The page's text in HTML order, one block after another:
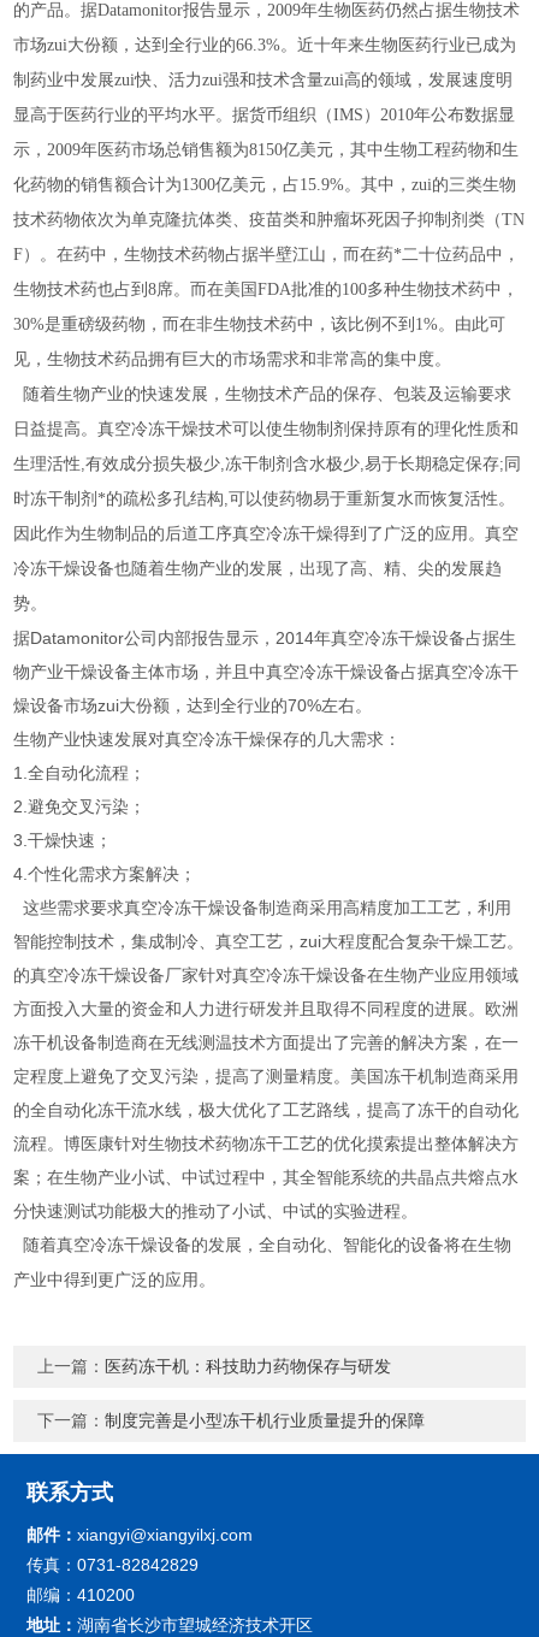
的产品。据Datamonitor报告显示，2009年生物医药仍然占据生物技术
市场zui大份额，达到全行业的66.3%。近十年来生物医药行业已成为
制药业中发展zui快、活力zui强和技术含量zui高的领域，发展速度明
显高于医药行业的平均水平。据货币组织（IMS）2010年公布数据显
示，2009年医药市场总销售额为8150亿美元，其中生物工程药物和生
化药物的销售额合计为1300亿美元，占15.9%。其中，zui的三类生物
技术药物依次为单克隆抗体类、疫苗类和肿瘤坏死因子抑制剂类（TN
F）。在药中，生物技术药物占据半壁江山，而在药*二十位药品中，
生物技术药也占到8席。而在美国FDA批准的100多种生物技术药中，
30%是重磅级药物，而在非生物技术药中，该比例不到1%。由此可
见，生物技术药品拥有巨大的市场需求和非常高的集中度。
随着生物产业的快速发展，生物技术产品的保存、包装及运输要求
日益提高。真空冷冻干燥技术可以使生物制剂保持原有的理化性质和
生理活性,有效成分损失极少,冻干制剂含水极少,易于长期稳定保存; 同
时冻干制剂*的疏松多孔结构,可以使药物易于重新复水而恢复活性。
因此作为生物制品的后道工序真空冷冻干燥得到了广泛的应用。真空
冷冻干燥设备也随着生物产业的发展，出现了高、精、尖的发展趋
势。
据Datamonitor公司内部报告显示，2014年真空冷冻干燥设备占据生
物产业干燥设备主体市场，并且中真空冷冻干燥设备占据真空冷冻干
燥设备市场zui大份额，达到全行业的70%左右。
生物产业快速发展对真空冷冻干燥保存的几大需求：
1.全自动化流程；
2.避免交叉污染；
3.干燥快速；
4.个性化需求方案解决；
这些需求要求真空冷冻干燥设备制造商采用高精度加工工艺，利用
智能控制技术，集成制冷、真空工艺，zui大程度配合复杂干燥工艺。
的真空冷冻干燥设备厂家针对真空冷冻干燥设备在生物产业应用领域
方面投入大量的资金和人力进行研发并且取得不同程度的进展。欧洲
冻干机设备制造商在无线测温技术方面提出了完善的解决方案，在一
定程度上避免了交叉污染，提高了测量精度。美国冻干机制造商采用
的全自动化冻干流水线，极大优化了工艺路线，提高了冻干的自动化
流程。博医康针对生物技术药物冻干工艺的优化摸索提出整体解决方
案；在生物产业小试、中试过程中，其全智能系统的共晶点共熔点水
分快速测试功能极大的推动了小试、中试的实验进程。
随着真空冷冻干燥设备的发展，全自动化、智能化的设备将在生物
产业中得到更广泛的应用。
上一篇： 医药冻干机：科技助力药物保存与研发
下一篇：制度完善是小型冻干机行业质量提升的保障
联系方式
邮件：xiangyi@xiangyilxj.com
传真：0731-82842829
邮编：410200
地址：湖南省长沙市望城经济技术开区